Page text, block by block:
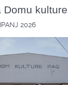
Domu
2026